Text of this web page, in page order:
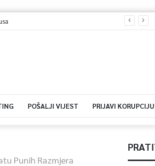
POŠALJI VIJEST PRIJAVI KORUPCIJU
Punih Razmjera